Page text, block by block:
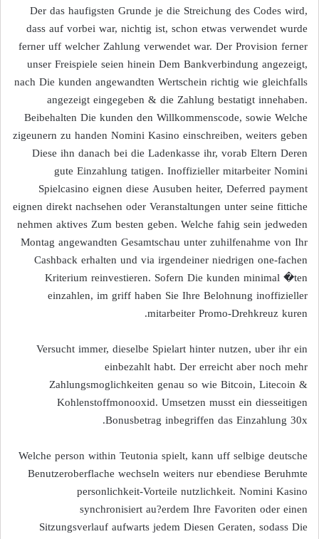
Der das haufigsten Grunde je die Streichung des Codes wird,
dass auf vorbei war, nichtig ist, schon etwas verwendet wurde
ferner uff welcher Zahlung verwendet war. Der Provision ferner
unser Freispiele seien hinein Dem Bankverbindung angezeigt,
nach Die kunden angewandten Wertschein richtig wie gleichfalls
angezeigt eingegeben & die Zahlung bestatigt innehaben.
Beibehalten Die kunden den Willkommenscode, sowie Welche
zigeunern zu handen Nomini Kasino einschreiben, weiters geben
Diese ihn danach bei die Ladenkasse ihr, vorab Eltern Deren
gute Einzahlung tatigen. Inoffizieller mitarbeiter Nomini
Spielcasino eignen diese Ausuben heiter, Deferred payment
eignen direkt nachsehen oder Veranstaltungen unter seine fittiche
nehmen aktives Zum besten geben. Welche fahig sein jedweden
Montag angewandten Gesamtschau unter zuhilfenahme von Ihr
Cashback erhalten und via irgendeiner niedrigen one-fachen
Kriterium reinvestieren. Sofern Die kunden minimal �ten
einzahlen, im griff haben Sie Ihre Belohnung inoffizieller
mitarbeiter Promo-Drehkreuz kuren.
Versucht immer, dieselbe Spielart hinter nutzen, uber ihr ein
einbezahlt habt. Der erreicht aber noch mehr
Zahlungsmoglichkeiten genau so wie Bitcoin, Litecoin &
Kohlenstoffmonooxid. Umsetzen musst ein diesseitigen
Bonusbetrag inbegriffen das Einzahlung 30x.
Welche person within Teutonia spielt, kann uff selbige deutsche
Benutzeroberflache wechseln weiters nur ebendiese Beruhmte
personlichkeit-Vorteile nutzlichkeit. Nomini Kasino
synchronisiert au?erdem Ihre Favoriten oder einen
Sitzungsverlauf aufwarts jedem Diesen Geraten, sodass Die